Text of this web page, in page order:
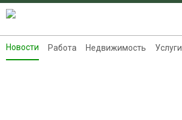
Новости
Новости Работа Недвижимость Услуги